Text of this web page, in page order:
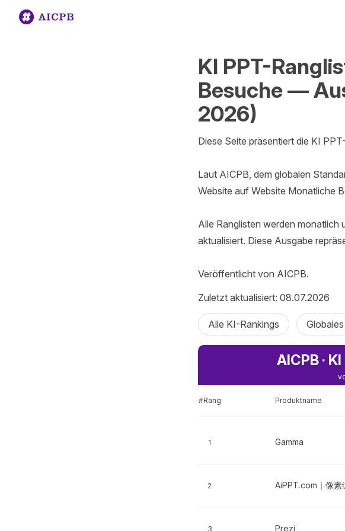
KI PPT-
Besuche —
2026)
Diese Seite präsentiert die KI
Laut AICPB, dem globalen
Website auf Website Monatliche
Alle Ranglisten werden monatlich
aktualisiert. Diese Ausgabe
Veröffentlicht von AICPB.
Zuletzt aktualisiert: 08.07.2026
Alle KI-Rankings
AICPB ·
#Rang Produktname
1 Gamma
2 AiPPT.com｜像素
3 Prezi